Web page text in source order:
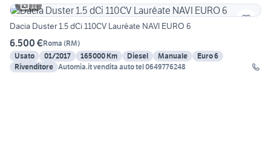
11
Dacia Duster 1.5 dCi 110CV Lauréate NAVI EURO 6
6.500 €Roma (RM)
Usato
01/2017 165000 Km Diesel Manuale
Euro 6
Rivenditore Automia.it vendita auto tel 0649776248